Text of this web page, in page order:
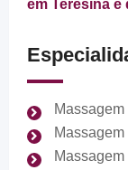
em Teresina